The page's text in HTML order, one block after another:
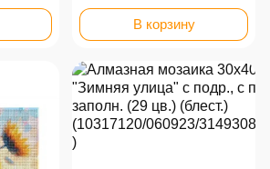
В корзину